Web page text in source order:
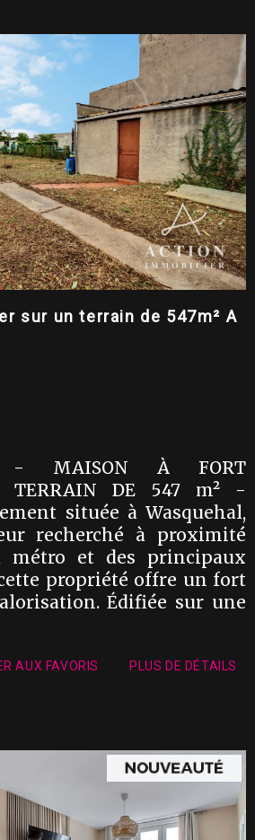
sur un terrain de 547m² A
- MAISON À FORT
TERRAIN DE 547 m² -
située à Wasquehal,
recherché à proximité
métro et des principaux
propriété offre un fort
Édifiée sur une
AUX FAVORIS PLUS DE DÉTAILS